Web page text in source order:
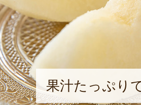
果汁たっぷり